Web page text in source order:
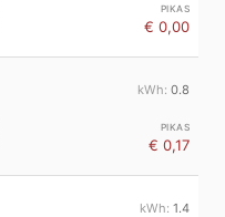
€ 0,00
0.8
€ 0,17
1.4